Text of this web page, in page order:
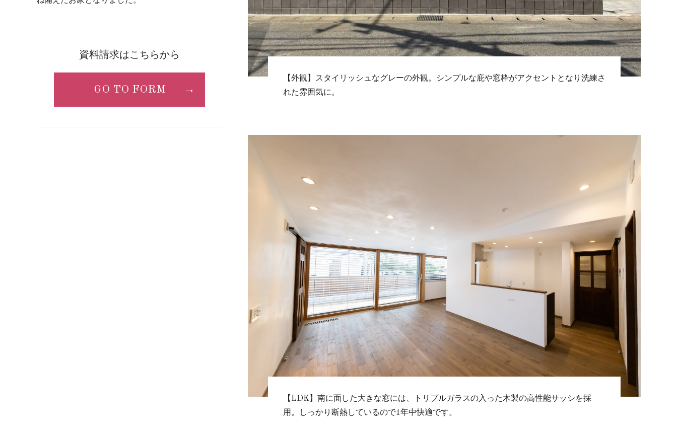
資料請求はこちらから
GO TO FORM →
【外観】スタイリッシュなグレーの外観。シンプルな庇や窓枠がアクセントとなり洗練さ
れた雰囲気に。
【LDK】南に面した大きな窓には、トリプルガラスの入った木製の高性能サッシを採
用。しっかり断熱しているので1年中快適です。